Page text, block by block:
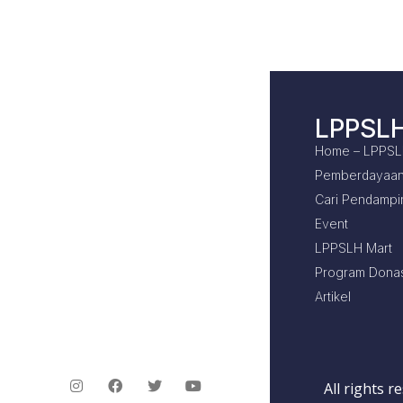
Home –
Cari
Event
LPPSLH Mart
Program
Artikel
All rights